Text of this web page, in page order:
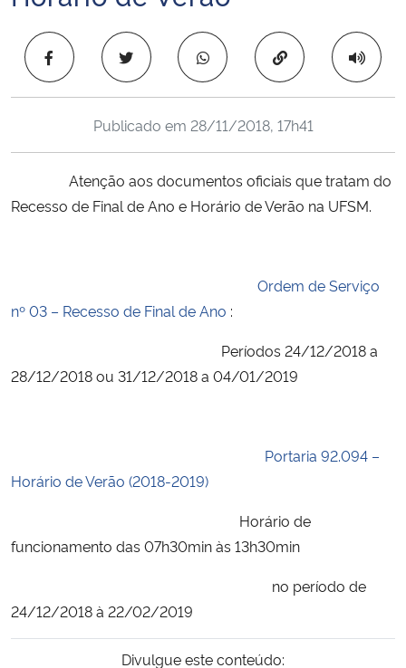
Ministério da Educação
Ministério da Cidadania
Ministério do Meio Ambiente
Secretaria-Geral
Secretaria de Governo
Gabinete de Segurança Institucional
Copiar para área
Publicado em 28/11/2018, 17h41
Atenção aos documentos oficiais que tratam do
Recesso de Final de Ano e Horário de Verão na UFSM.
Ordem de Serviço
nº 03 – Recesso de Final de Ano :
Períodos 24/12/2018 a
28/12/2018 ou 31/12/2018 a 04/01/2019
Portaria 92.094 –
Horário de Verão (2018-2019)
Horário de
funcionamento das 07h30min às 13h30min
no período de
24/12/2018 à 22/02/2019
Divulgue este conteúdo: